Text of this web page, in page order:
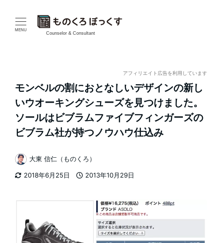
MENU
Counselor & Consultant
アフィリエイト広告を利用しています
モンベルの割におとなしいデザインの新し
いウオーキングシューズを見つけました。
ソールはビブラムファイブフィンガーズの
ビブラム社が持つノウハウ仕込み
2018年6月25日
2013年10月29日
著
者
大東 信仁（ものくろ）